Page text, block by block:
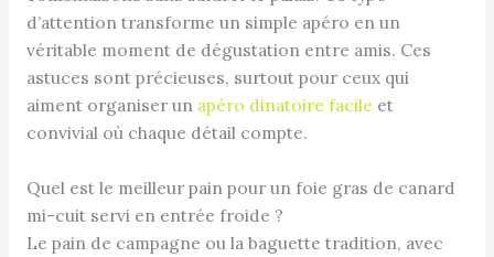
d’attention transforme un simple apéro en un
véritable moment de dégustation entre amis. Ces
astuces sont précieuses, surtout pour ceux qui
aiment organiser un apéro dinatoire facile et
convivial où chaque détail compte.
Quel est le meilleur pain pour un foie gras de canard
mi-cuit servi en entrée froide ?
Le pain de campagne ou la baguette tradition, avec